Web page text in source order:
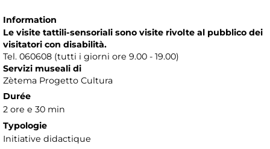
Information
Le visite tattili-sensoriali sono visite rivolte al pubblico dei
visitatori con disabilità.
Tel. 060608 (tutti i giorni ore 9.00 - 19.00)
Servizi museali di
Zètema Progetto Cultura
Durée
2 ore e 30 min
Typologie
Initiative didactique